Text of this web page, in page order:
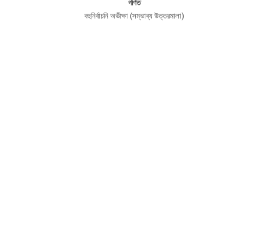
গণিত
বহুনির্বাচনি অভীক্ষা (সম্ভাব্য উত্তরমালা)